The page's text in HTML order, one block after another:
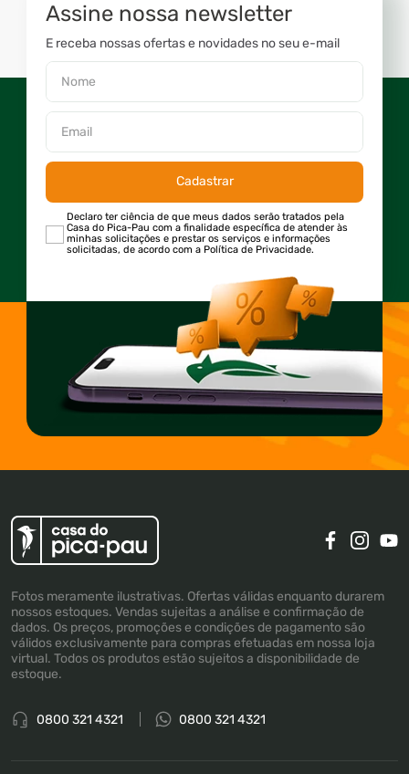
Assine nossa newsletter
E receba nossas ofertas e novidades no seu e-mail
Cadastrar
Declaro ter ciência de que meus dados serão tratados pela
Casa do Pica-Pau com a finalidade específica de atender às
minhas solicitações e prestar os serviços e informações
solicitadas, de acordo com a Política de Privacidade.
Fotos meramente ilustrativas. Ofertas válidas enquanto durarem
nossos estoques. Vendas sujeitas a análise e confirmação de
dados. Os preços, promoções e condições de pagamento são
válidos exclusivamente para compras efetuadas em nossa loja
virtual. Todos os produtos estão sujeitos a disponibilidade de
estoque.
0800 321 4321 0800 321 4321